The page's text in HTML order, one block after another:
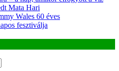
Mata Hari
Wales 60 éves
fesztiválja